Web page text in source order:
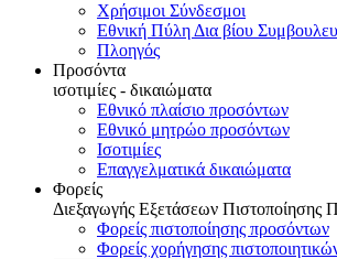
Χρήσιμοι Σύνδεσμοι
Εθνική Πύλη Δια βίου
Πλοηγός
Προσόντα
ισοτιμίες - δικαιώματα
Εθνικό πλαίσιο προσόντων
Εθνικό μητρώο προσόντων
Ισοτιμίες
Επαγγελματικά δικαιώματα
Φορείς
Διεξαγωγής Εξετάσεων Πιστοποίησης
Φορείς πιστοποίησης προσόντων
Φορείς χορήγησης